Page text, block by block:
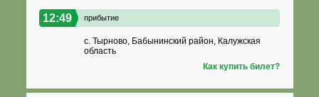
12:49 прибытие
с. Тырново, Бабынинский район, Калужская
область
Как купить билет?